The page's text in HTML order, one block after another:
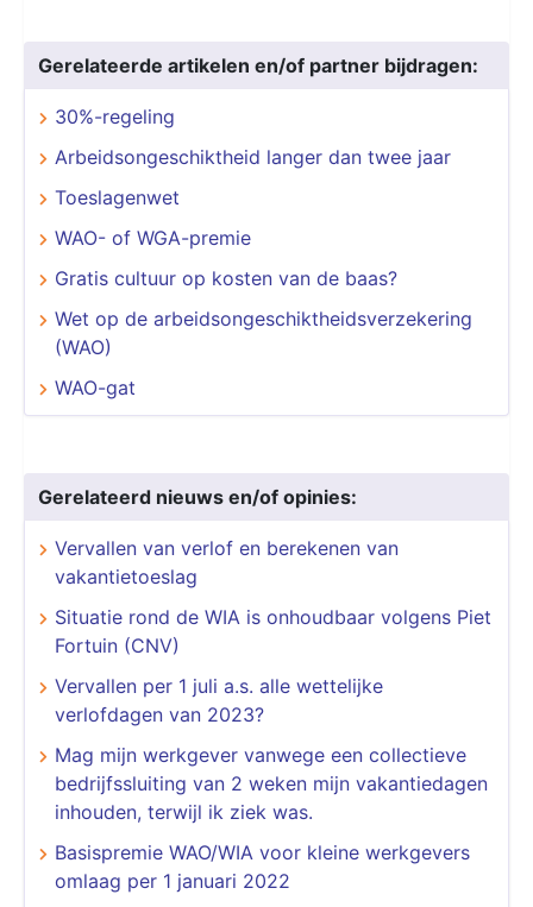
Gerelateerde artikelen en/of partner bijdragen:
30%-regeling
Arbeidsongeschiktheid langer dan twee jaar
Toeslagenwet
WAO- of WGA-premie
Gratis cultuur op kosten van de baas?
Wet op de arbeidsongeschiktheidsverzekering
(WAO)
WAO-gat
Gerelateerd nieuws en/of opinies:
Vervallen van verlof en berekenen van
vakantietoeslag
Situatie rond de WIA is onhoudbaar volgens Piet
Fortuin (CNV)
Vervallen per 1 juli a.s. alle wettelijke
verlofdagen van 2023?
Mag mijn werkgever vanwege een collectieve
bedrijfssluiting van 2 weken mijn vakantiedagen
inhouden, terwijl ik ziek was.
Basispremie WAO/WIA voor kleine werkgevers
omlaag per 1 januari 2022